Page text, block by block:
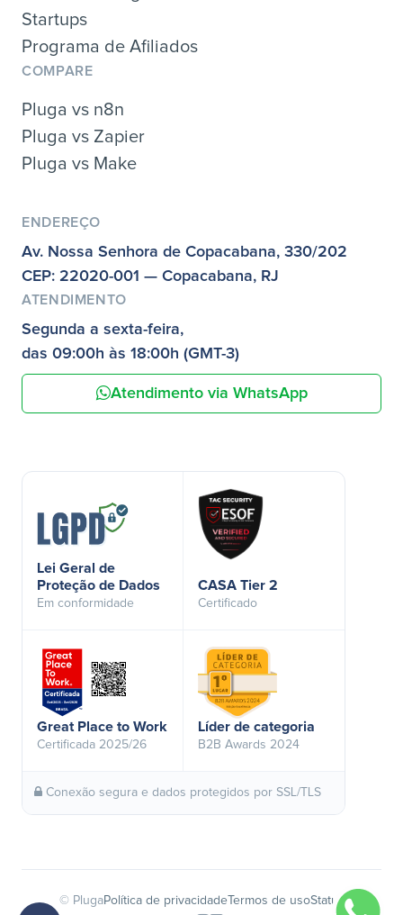
Startups
Programa de Afiliados
COMPARE
Pluga vs n8n
Pluga vs Zapier
Pluga vs Make
ENDEREÇO
Av. Nossa Senhora de Copacabana, 330/202
CEP: 22020-001 — Copacabana, RJ
ATENDIMENTO
Segunda a sexta-feira,
das 09:00h às 18:00h (GMT-3)
Atendimento via WhatsApp
Lei Geral de
Proteção de Dados
Em conformidade
CASA Tier 2
Certificado
Great Place to Work
Certificada 2025/26
Líder de categoria
B2B Awards 2024
Conexão segura e dados protegidos por SSL/TLS
© PlugaPolítica de privacidadeTermos de usoStatus